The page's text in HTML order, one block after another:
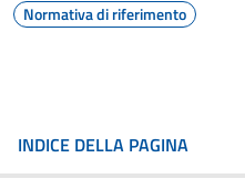
Normativa di riferimento
INDICE DELLA PAGINA